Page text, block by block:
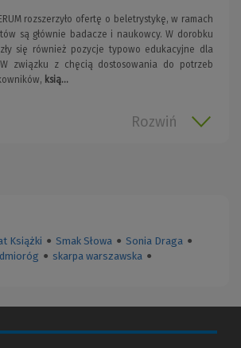
rozszerzyło ofertę o beletrystykę, w ramach
są głównie badacze i naukowcy. W dorobku
się również pozycje typowo edukacyjne dla
związku z chęcią dostosowania do potrzeb
ksią...
Rozwiń
Książki ● Smak Słowa ● Sonia Draga ●
● skarpa warszawska ●